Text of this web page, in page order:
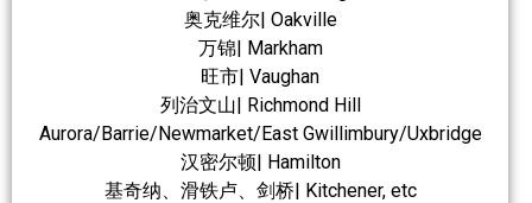
奥克维尔| Oakville
万锦| Markham
旺市| Vaughan
列治文山| Richmond Hill
Aurora/Barrie/Newmarket/East Gwillimbury/Uxbridge
汉密尔顿| Hamilton
基奇纳、滑铁卢、剑桥| Kitchener, etc